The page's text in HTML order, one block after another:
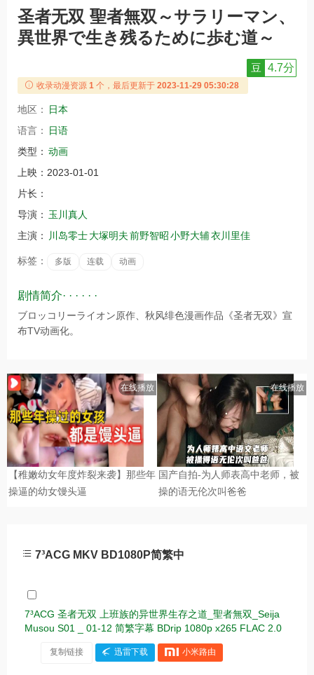
圣者无双 聖者無双～サラリーマン、
異世界で生き残るために歩む道～
豆 4.7分
收录动漫资源 1 个，最后更新于 2023-11-29 05:30:28
地区：
日本
语言：
日语
类型： 动画
上映： 2023-01-01
片长：
导演： 玉川真人
主演：
川岛零士大塚明夫前野智昭小野大辅衣川里佳
标签： 多版 连载 动画
剧情简介· · · · · ·
ブロッコリーライオン原作、秋风绯色漫画作品《圣者无双》宣
布TV动画化。
7³ACG MKV BD1080P简繁中
7³ACG 圣者无双 上班族的异世界生存之道_聖者無双_Seija
Musou S01 _ 01-12 简繁字幕 BDrip 1080p x265 FLAC 2.0
复制链接 迅雷下载 小米路由